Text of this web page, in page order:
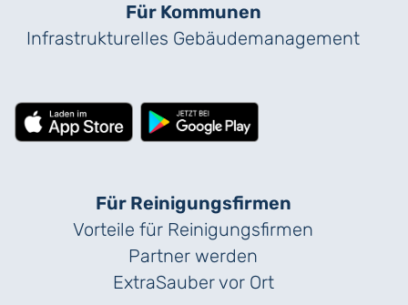
Für Kommunen
Infrastrukturelles Gebäude­management
Für Reinigungs­firmen
Vorteile für Reinigungs­firmen
Partner werden
ExtraSauber vor Ort